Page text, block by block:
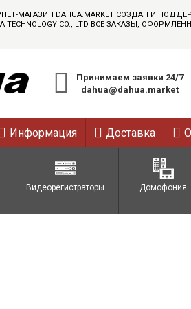
МАГАЗИН DAHUA.MARKET СОЗДАН И
TECHNOLOGY CO., LTD ВСЕ ЗАКАЗЫ,
Принимаем заявки 24/7
dahua@dahua.market
Информация Доставка
Видеорегистраторы Домофония